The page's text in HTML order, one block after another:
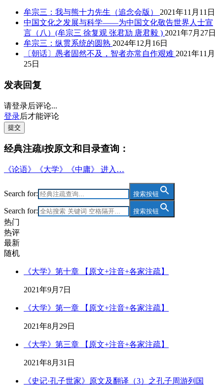
牟宗三：我与熊十力先生（追念会版）
2021年11月11日
中国文化之发展与科学——为中国文化敬告世界人士宣
言（八）(牟宗三 徐复观 张君劢 唐君毅 ) 2021年7月27日
牟宗三：纵贯系统的圆熟 2024年12月16日
〔朝话〕愚者固然不及，智者亦常自作艰难 2021年11月
25日
发表回复
请登录后评论...
登录后才能评论
提交
经典注疏‖按原文和目录查询：
《论语》《大学》《中庸》 进入…
Search for: 搜索按钮
Search for: 搜索按钮
热门
热评
最新
随机
《大学》第十章 【原文+注音+各家注疏】
2021年9月7日
《大学》第一章 【原文+注音+各家注疏】
2021年8月29日
《大学》第三章 【原文+注音+各家注疏】
2021年8月31日
《史记·孔子世家》原文及翻译（3）之孔子周游列国